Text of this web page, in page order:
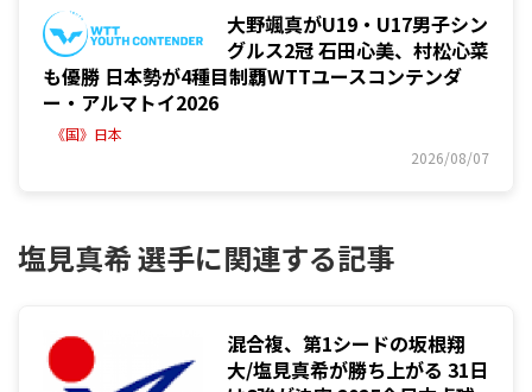
大野颯真がU19・U17男子シン
グルス2冠 石田心美、村松心菜
も優勝 日本勢が4種目制覇WTTユースコンテンダ
ー・アルマトイ2026
《国》日本
2026/08/07
塩見真希 選手に関連する記事
混合複、第1シードの坂根翔
大/塩見真希が勝ち上がる 31日